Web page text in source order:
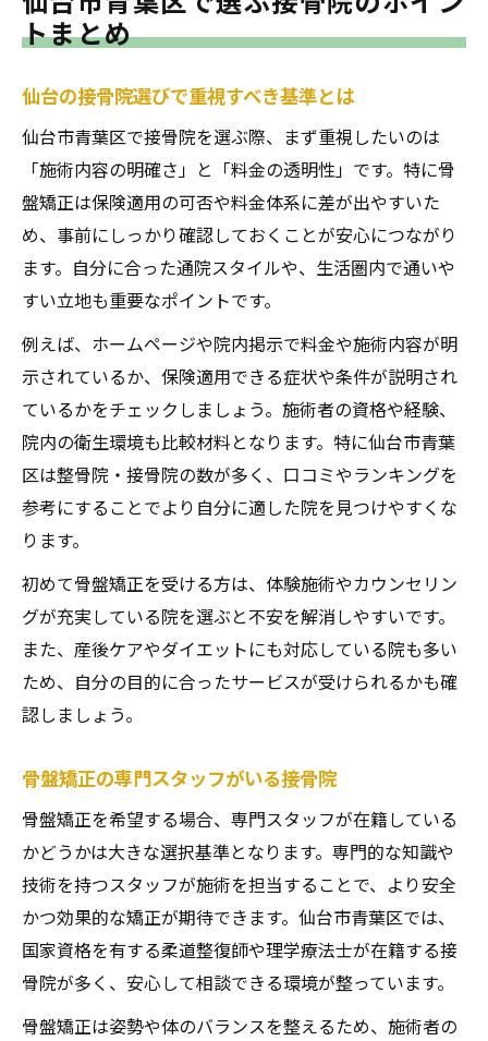
トまとめ
仙台の接骨院選びで重視すべき基準とは
仙台市青葉区で接骨院を選ぶ際、まず重視したいのは
「施術内容の明確さ」と「料金の透明性」です。特に骨
盤矯正は保険適用の可否や料金体系に差が出やすいた
め、事前にしっかり確認しておくことが安心につながり
ます。自分に合った通院スタイルや、生活圏内で通いや
すい立地も重要なポイントです。
例えば、ホームページや院内掲示で料金や施術内容が明
示されているか、保険適用できる症状や条件が説明され
ているかをチェックしましょう。施術者の資格や経験、
院内の衛生環境も比較材料となります。特に仙台市青葉
区は整骨院・接骨院の数が多く、口コミやランキングを
参考にすることでより自分に適した院を見つけやすくな
ります。
初めて骨盤矯正を受ける方は、体験施術やカウンセリン
グが充実している院を選ぶと不安を解消しやすいです。
また、産後ケアやダイエットにも対応している院も多い
ため、自分の目的に合ったサービスが受けられるかも確
認しましょう。
骨盤矯正の専門スタッフがいる接骨院
骨盤矯正を希望する場合、専門スタッフが在籍している
かどうかは大きな選択基準となります。専門的な知識や
技術を持つスタッフが施術を担当することで、より安全
かつ効果的な矯正が期待できます。仙台市青葉区では、
国家資格を有する柔道整復師や理学療法士が在籍する接
骨院が多く、安心して相談できる環境が整っています。
骨盤矯正は姿勢や体のバランスを整えるため、施術者の